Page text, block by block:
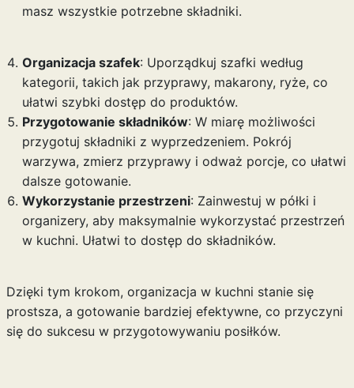
masz wszystkie potrzebne składniki.
Organizacja szafek: Uporządkuj szafki według
kategorii, takich jak przyprawy, makarony, ryże, co
ułatwi szybki dostęp do produktów.
Przygotowanie składników: W miarę możliwości
przygotuj składniki z wyprzedzeniem. Pokrój
warzywa, zmierz przyprawy i odważ porcje, co ułatwi
dalsze gotowanie.
Wykorzystanie przestrzeni: Zainwestuj w półki i
organizery, aby maksymalnie wykorzystać przestrzeń
w kuchni. Ułatwi to dostęp do składników.
Dzięki tym krokom, organizacja w kuchni stanie się
prostsza, a gotowanie bardziej efektywne, co przyczyni
się do sukcesu w przygotowywaniu posiłków.